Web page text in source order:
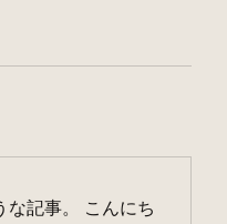
記事。 こんにち